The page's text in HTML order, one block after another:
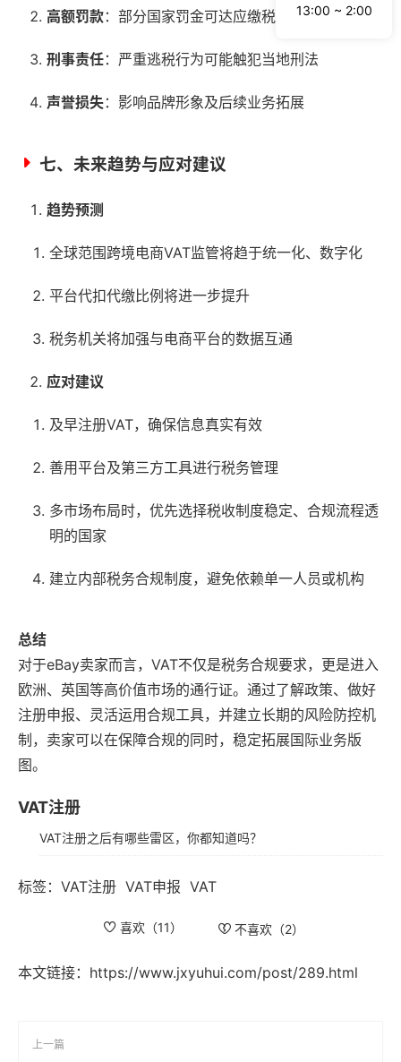
高额罚款：部分国家罚金可达应缴税额的数倍
刑事责任：严重逃税行为可能触犯当地刑法
声誉损失：影响品牌形象及后续业务拓展
七、未来趋势与应对建议
趋势预测
全球范围跨境电商VAT监管将趋于统一化、数字化
平台代扣代缴比例将进一步提升
税务机关将加强与电商平台的数据互通
应对建议
及早注册VAT，确保信息真实有效
善用平台及第三方工具进行税务管理
多市场布局时，优先选择税收制度稳定、合规流程透
明的国家
建立内部税务合规制度，避免依赖单一人员或机构
总结
对于eBay卖家而言，VAT不仅是税务合规要求，更是进入
欧洲、英国等高价值市场的通行证。通过了解政策、做好
注册申报、灵活运用合规工具，并建立长期的风险防控机
制，卖家可以在保障合规的同时，稳定拓展国际业务版
图。
VAT注册
VAT注册之后有哪些雷区，你都知道吗？
标签： VAT注册 VAT申报 VAT
喜欢（11） 不喜欢（2）
本文链接： https://www.jxyuhui.com/post/289.html
上一篇
13:00 ~ 2:00